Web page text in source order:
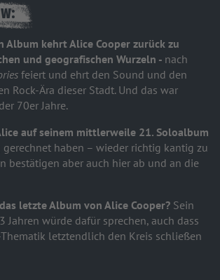
Album kehrt Alice Cooper zurück zu
und geografischen Wurzeln - nach
feiert und ehrt den Sound und den
Rock-Ära dieser Stadt. Und das war
70er Jahre.
auf seinem mittlerweile 21. Soloalbum
haben – wieder richtig kantig zu
bestätigen aber auch hier ab und an die
das letzte Album von Alice Cooper? Sein
Jahren würde dafür sprechen, auch dass
letztendlich den Kreis schließen